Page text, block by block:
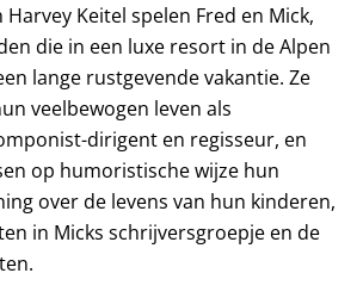
Harvey Keitel spelen Fred en Mick,
die in een luxe resort in de Alpen
lange rustgevende vakantie. Ze
veelbewogen leven als
dirigent en regisseur, en
op humoristische wijze hun
over de levens van hun kinderen,
in Micks schrijversgroepje en de